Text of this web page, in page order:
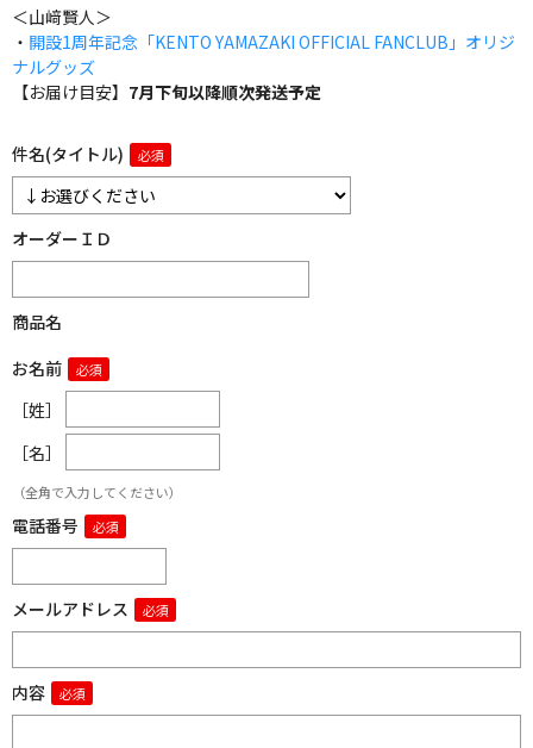
＜山﨑賢人＞
・ 開設1周年記念「KENTO YAMAZAKI OFFICIAL FANCLUB」オリジ
ナルグッズ
【お届け目安】 7月下旬以降順次発送予定
件名(タイトル)
オーダーＩＤ
商品名
お名前
［姓］
［名］
（全角で入力してください）
電話番号
メールアドレス
内容